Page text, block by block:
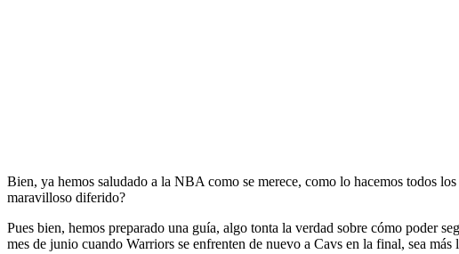
Bien, ya hemos saludado a la NBA como se merece, como lo hacemos todos
maravilloso diferido?
Pues bien, hemos preparado una guía, algo tonta la verdad sobre cómo poder
mes de junio cuando Warriors se enfrenten de nuevo a Cavs en la final, sea